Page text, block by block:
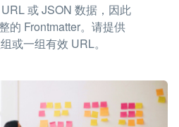
或 JSON 数据，因此
的 Frontmatter。请提供
或一组有效 URL。